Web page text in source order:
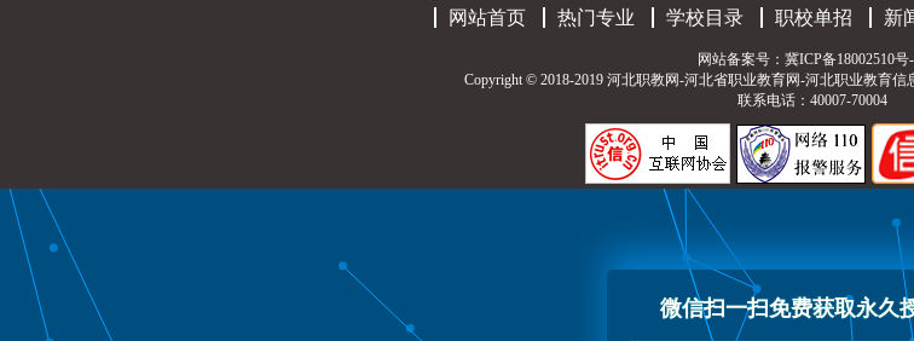
网站首页 热门专业 学校目录 职校单招 新
网站备案号： 冀ICP备18002510号
Copyright © 2018-2019 河北职教网-河北省职业教育网-河北职业教育信
联系电话：40007-70004
微信扫一扫免费获取永久